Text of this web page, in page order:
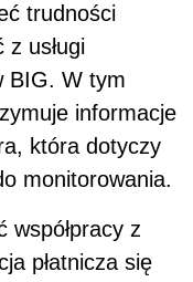
trudności
usługi
BIG. W tym
informacje
która dotyczy
monitorowania.
współpracy z
płatnicza się